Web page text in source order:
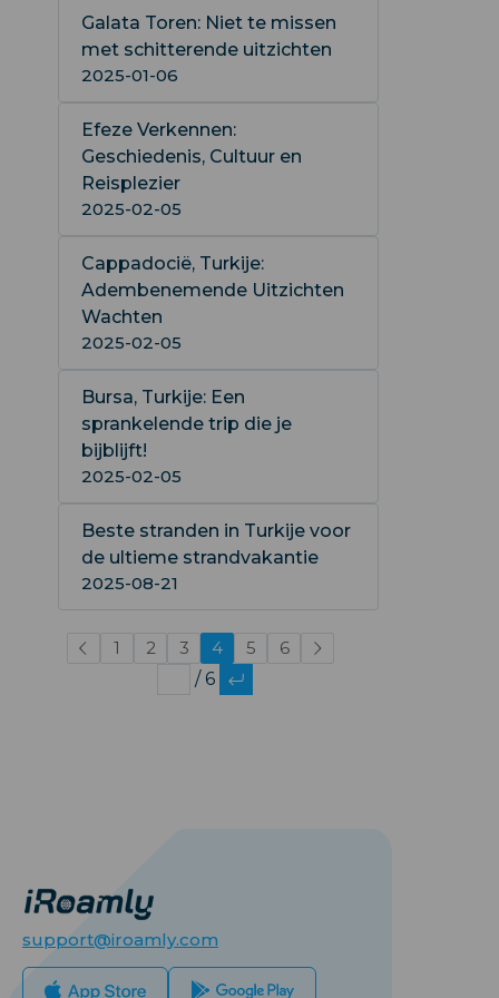
Galata Toren: Niet te missen
met schitterende uitzichten
2025-01-06
Efeze Verkennen:
Geschiedenis, Cultuur en
Reisplezier
2025-02-05
Cappadocië, Turkije:
Adembenemende Uitzichten
Wachten
2025-02-05
Bursa, Turkije: Een
sprankelende trip die je
bijblijft!
2025-02-05
Beste stranden in Turkije voor
de ultieme strandvakantie
2025-08-21
1 2 3 4 5
6
/ 6
support@iroamly.com